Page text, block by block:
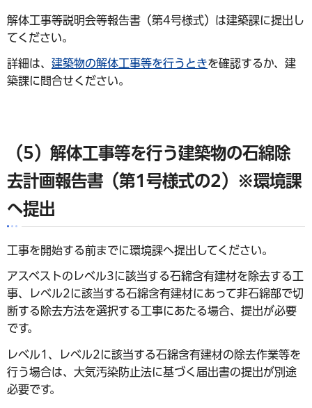
解体工事等説明会等報告書（第4号様式）は建築課に提出し
てください。
詳細は、 建築物の解体工事等を行うときを確認するか、建
築課に問合せください。
（5）解体工事等を行う建築物の石綿除
去計画報告書（第1号様式の2）※環境課
へ提出
工事を開始する前までに環境課へ提出してください。
アスベストのレベル3に該当する石綿含有建材を除去する工
事、レベル2に該当する石綿含有建材にあって非石綿部で切
断する除去方法を選択する工事にあたる場合、提出が必要
です。
レベル1、レベル2に該当する石綿含有建材の除去作業等を
行う場合は、大気汚染防止法に基づく届出書の提出が別途
必要です。